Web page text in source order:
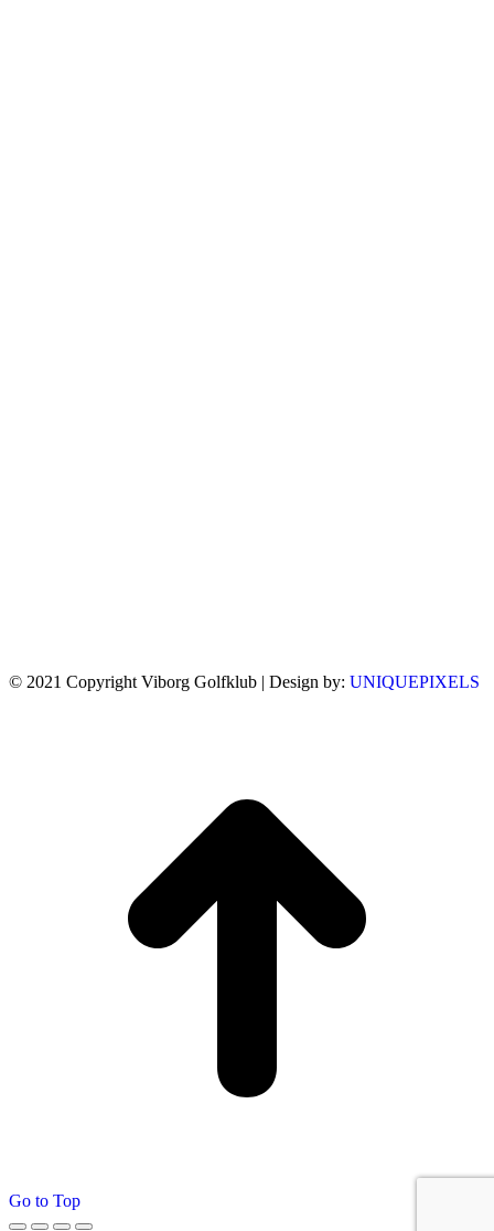
© 2021 Copyright Viborg Golfklub | Design by: UNIQUEPIXELS
Go to Top